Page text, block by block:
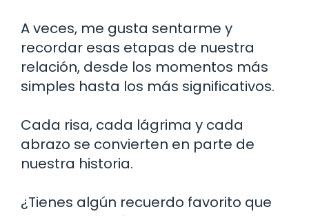
A veces, me gusta sentarme y
recordar esas etapas de nuestra
relación, desde los momentos más
simples hasta los más significativos.
Cada risa, cada lágrima y cada
abrazo se convierten en parte de
nuestra historia.
¿Tienes algún recuerdo favorito que